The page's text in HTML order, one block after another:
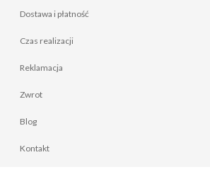
Dostawa i płatność
Czas realizacji
Reklamacja
Zwrot
Blog
Kontakt